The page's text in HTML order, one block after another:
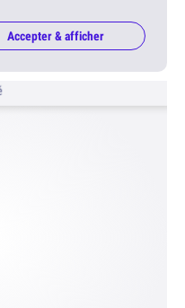
Accepter & afficher